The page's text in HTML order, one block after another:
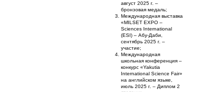
август 2025 г. –
бронзовая медаль;
Международная выставка
«MILSET EXPO –
Sciences International
(ESI) – Абу-Даби,
сентябрь 2025 г. –
участие;
Международная
школьная конференция –
конкурс «Yakutia
International Science Fair»
на английском языке,
июль 2025 г. – Диплом 2